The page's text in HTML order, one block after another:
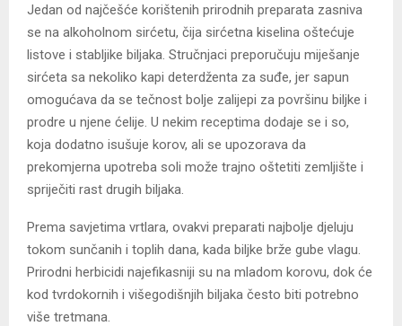
Jedan od najčešće korištenih prirodnih preparata zasniva
se na alkoholnom sirćetu, čija sirćetna kiselina oštećuje
listove i stabljike biljaka. Stručnjaci preporučuju miješanje
sirćeta sa nekoliko kapi deterdženta za suđe, jer sapun
omogućava da se tečnost bolje zalijepi za površinu biljke i
prodre u njene ćelije. U nekim receptima dodaje se i so,
koja dodatno isušuje korov, ali se upozorava da
prekomjerna upotreba soli može trajno oštetiti zemljište i
spriječiti rast drugih biljaka.
Prema savjetima vrtlara, ovakvi preparati najbolje djeluju
tokom sunčanih i toplih dana, kada biljke brže gube vlagu.
Prirodni herbicidi najefikasniji su na mladom korovu, dok će
kod tvrdokornih i višegodišnjih biljaka često biti potrebno
više tretmana.